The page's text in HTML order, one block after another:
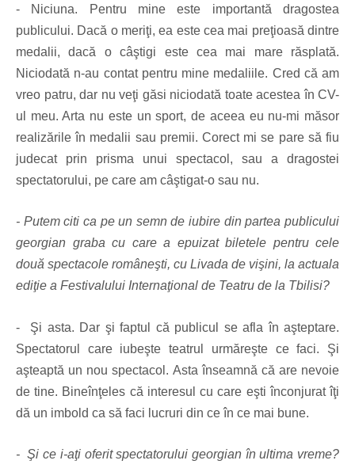
- Niciuna. Pentru mine este importantă dragostea
publicului. Dacă o meriţi, ea este cea mai preţioasă dintre
medalii, dacă o câştigi este cea mai mare răsplată.
Niciodată n-au contat pentru mine medaliile. Cred că am
vreo patru, dar nu veţi găsi niciodată toate acestea în CV-
ul meu. Arta nu este un sport, de aceea eu nu-mi măsor
realizările în medalii sau premii. Corect mi se pare să fiu
judecat prin prisma unui spectacol, sau a dragostei
spectatorului, pe care am câştigat-o sau nu.
- Putem citi ca pe un semn de iubire din partea publicului
georgian graba cu care a epuizat biletele pentru cele
două spectacole româneşti, cu Livada de vişini, la actuala
ediţie a Festivalului Internaţional de Teatru de la Tbilisi?
- Şi asta. Dar şi faptul că publicul se afla în aşteptare.
Spectatorul care iubeşte teatrul urmăreşte ce faci. Şi
aşteaptă un nou spectacol. Asta înseamnă că are nevoie
de tine. Bineînţeles că interesul cu care eşti înconjurat îţi
dă un imbold ca să faci lucruri din ce în ce mai bune.
- Şi ce i-aţi oferit spectatorului georgian în ultima vreme?